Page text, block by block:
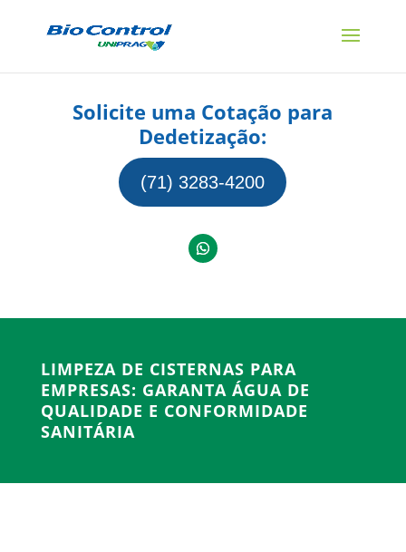
Solicite uma Cotação para
Dedetização:
(71) 3283-4200
LIMPEZA DE CISTERNAS PARA
EMPRESAS: GARANTA ÁGUA DE
QUALIDADE E CONFORMIDADE
SANITÁRIA